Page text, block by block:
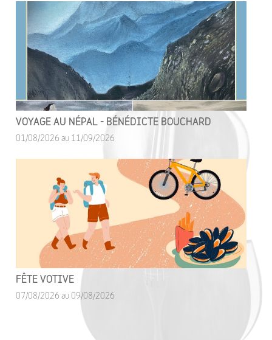
VOYAGE AU NÉPAL - BÉNÉDICTE BOUCHARD
01/08/2026 au 11/09/2026
FÊTE VOTIVE
07/08/2026 au 09/08/2026